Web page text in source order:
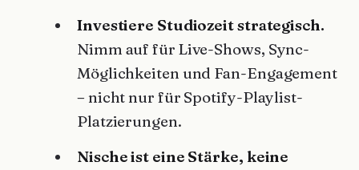
Investiere Studiozeit strategisch.
Nimm auf für Live-Shows, Sync-
Möglichkeiten und Fan-Engagement
– nicht nur für Spotify-Playlist-
Platzierungen.
Nische ist eine Stärke, keine